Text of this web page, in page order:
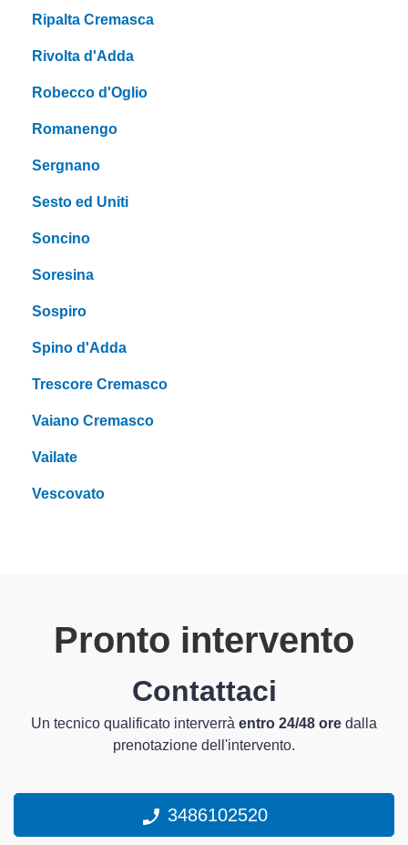
Ripalta Cremasca
Rivolta d'Adda
Robecco d'Oglio
Romanengo
Sergnano
Sesto ed Uniti
Soncino
Soresina
Sospiro
Spino d'Adda
Trescore Cremasco
Vaiano Cremasco
Vailate
Vescovato
Pronto intervento
Contattaci
Un tecnico qualificato interverrà entro 24/48 ore dalla
prenotazione dell'intervento.
3486102520